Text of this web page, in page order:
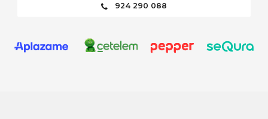
924 290 088